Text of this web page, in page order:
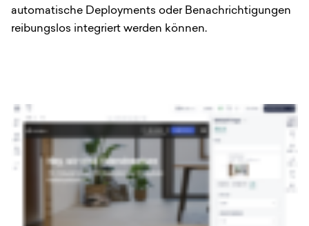
automatische Deployments oder Benachrichtigungen
reibungslos integriert werden können.